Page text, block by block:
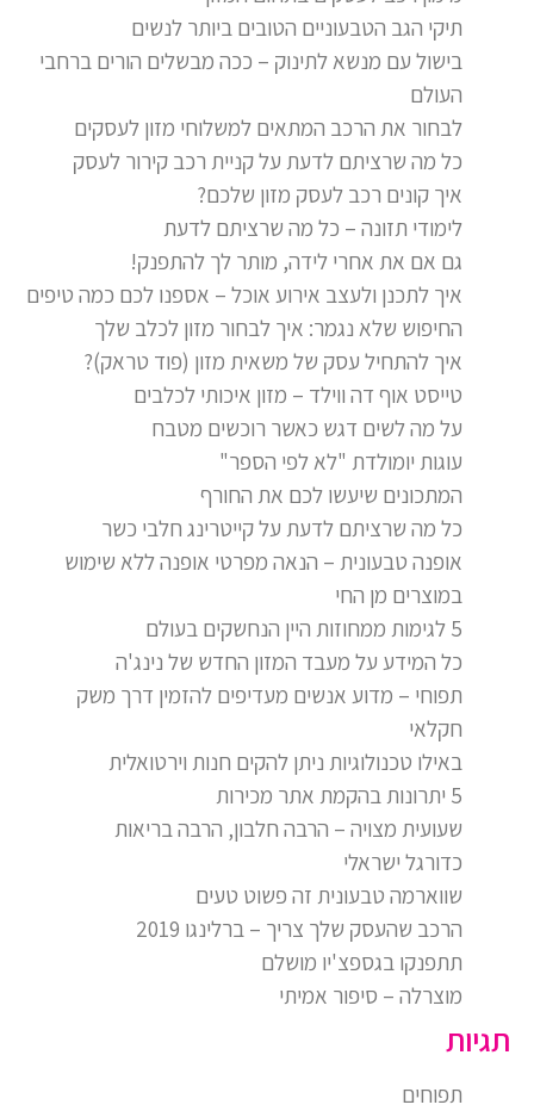
תיקי הגב הטבעוניים הטובים ביותר לנשים
בישול עם מנשא לתינוק – ככה מבשלים הורים ברחבי
העולם
לבחור את הרכב המתאים למשלוחי מזון לעסקים
כל מה שרציתם לדעת על קניית רכב קירור לעסק
איך קונים רכב לעסק מזון שלכם?
לימודי תזונה – כל מה שרציתם לדעת
גם אם את אחרי לידה, מותר לך להתפנק!
איך לתכנן ולעצב אירוע אוכל – אספנו לכם כמה טיפים
החיפוש שלא נגמר: איך לבחור מזון לכלב שלך
איך להתחיל עסק של משאית מזון (פוד טראק)?
טייסט אוף דה ווילד – מזון איכותי לכלבים
על מה לשים דגש כאשר רוכשים מטבח
עוגות יומולדת "לא לפי הספר"
המתכונים שיעשו לכם את החורף
כל מה שרציתם לדעת על קייטרינג חלבי כשר
אופנה טבעונית – הנאה מפרטי אופנה ללא שימוש
במוצרים מן החי
5 לגימות ממחוזות היין הנחשקים בעולם
כל המידע על מעבד המזון החדש של נינג'ה
תפוחי – מדוע אנשים מעדיפים להזמין דרך משק
חקלאי
באילו טכנולוגיות ניתן להקים חנות וירטואלית
5 יתרונות בהקמת אתר מכירות
שעועית מצויה – הרבה חלבון, הרבה בריאות
כדורגל ישראלי
שווארמה טבעונית זה פשוט טעים
הרכב שהעסק שלך צריך – ברלינגו 2019
תתפנקו בגספצ'יו מושלם
מוצרלה – סיפור אמיתי
תגיות
תפוחים